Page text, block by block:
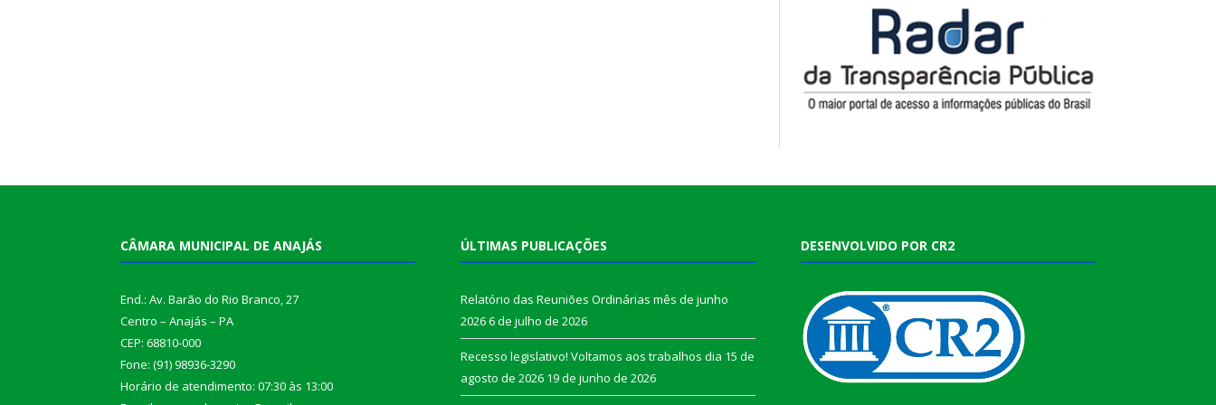
CÂMARA MUNICIPAL DE ANAJÁS
End.: Av. Barão do Rio Branco, 27
Centro – Anajás – PA
CEP: 68810-000
Fone: (91) 98936-3290
Horário de atendimento: 07:30 às 13:00
ÚLTIMAS PUBLICAÇÕES
Relatório das Reuniões Ordinárias mês de junho
20266 de julho de 2026
Recesso legislativo! Voltamos aos trabalhos dia 15 de
agosto de 2026 19 de junho de 2026
DESENVOLVIDO POR CR2